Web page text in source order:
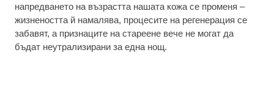
напредването на възрастта нашата кожа се променя –
жизнеността й намалява, процесите на регенерация се
забавят, а признаците на стареене вече не могат да
бъдат неутрализирани за една нощ.